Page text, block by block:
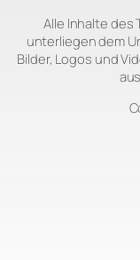
Alle Inhalte
unterliegen dem
Bilder, Logos und